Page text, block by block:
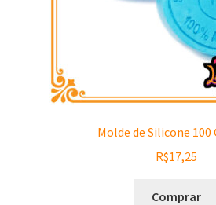
Molde de Silicone 100
R$17,25
Comprar